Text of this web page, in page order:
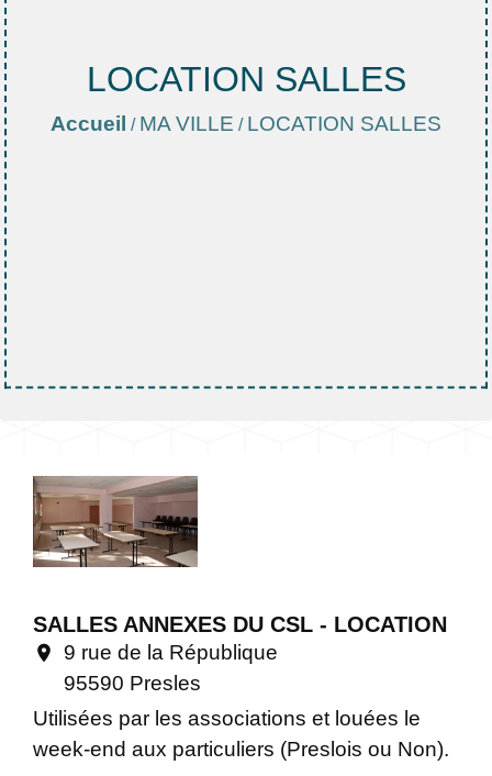
LOCATION SALLES
Accueil / MA VILLE / LOCATION SALLES
SALLES ANNEXES DU CSL - LOCATION
location_on
9 rue de la République
95590 Presles
Utilisées par les associations et louées le
week-end aux particuliers (Preslois ou Non).